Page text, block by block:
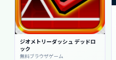
ジオメトリーダッシュ デッドロ
ック
無料ブラウザゲーム